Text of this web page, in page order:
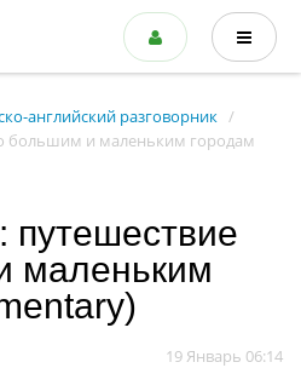
английский разговорник
большим и маленьким городам
путешествие
маленьким
19 Январь 06:14